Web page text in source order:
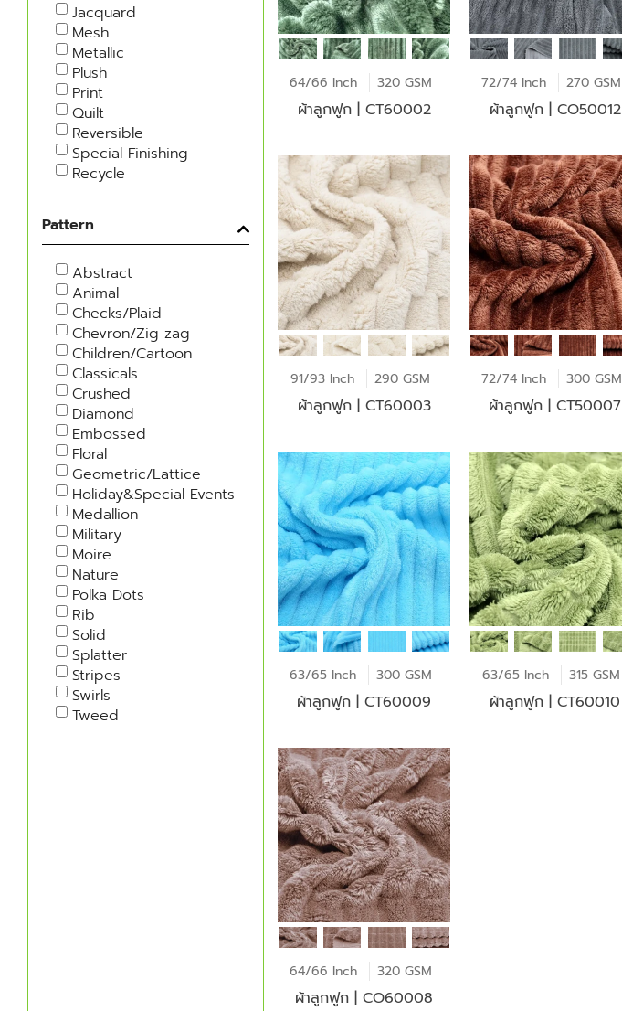
Jacquard
Mesh
Metallic
Plush
Print
Quilt
Reversible
Special Finishing
Recycle
Pattern
Abstract
Animal
Checks/Plaid
Chevron/Zig zag
Children/Cartoon
Classicals
Crushed
Diamond
Embossed
Floral
Geometric/Lattice
Holiday&Special Events
Medallion
Military
Moire
Nature
Polka Dots
Rib
Solid
Splatter
Stripes
Swirls
Tweed
64/66 Inch 320 GSM
ผ้าลูกฟูก | CT60002
72/74 Inch 270 GSM
ผ้าลูกฟูก | CO50012
91/93 Inch 290 GSM
ผ้าลูกฟูก | CT60003
72/74 Inch 300 GSM
ผ้าลูกฟูก | CT50007
63/65 Inch 300 GSM
ผ้าลูกฟูก | CT60009
63/65 Inch 315 GSM
ผ้าลูกฟูก | CT60010
64/66 Inch 320 GSM
ผ้าลูกฟูก | CO60008